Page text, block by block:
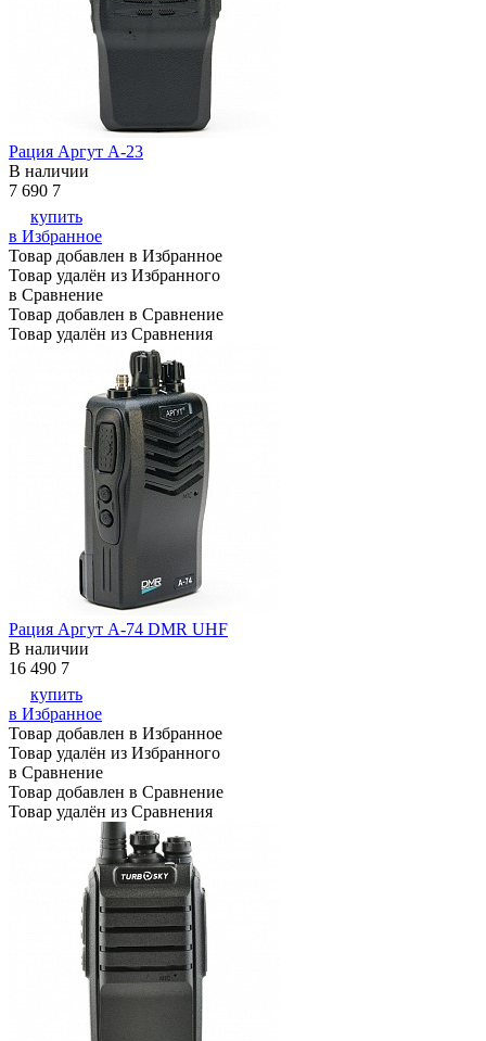
Рация Аргут А-23
В наличии
7 690 7
купить
в Избранное
Товар добавлен в Избранное
Товар удалён из Избранного
в Сравнение
Товар добавлен в Сравнение
Товар удалён из Сравнения
Рация Аргут А-74 DMR UHF
В наличии
16 490 7
купить
в Избранное
Товар добавлен в Избранное
Товар удалён из Избранного
в Сравнение
Товар добавлен в Сравнение
Товар удалён из Сравнения